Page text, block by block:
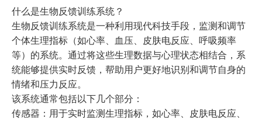
什么是生物反馈训练系统？
生物反馈训练系统是一种利用现代科技手段，监测和调节
个体生理指标（如心率、血压、皮肤电反应、呼吸频率
等）的系统。通过将这些生理数据与心理状态相结合，系
统能够提供实时反馈，帮助用户更好地识别和调节自身的
情绪和压力反应。
该系统通常包括以下几个部分：
传感器：用于实时监测生理指标，如心率、皮肤电反应、